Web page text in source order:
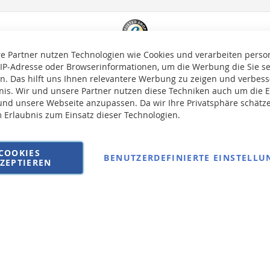
Partner nutzen Technologien wie Cookies und verarbeiten
Adresse oder Browserinformationen, um die Werbung die Sie
Das hilft uns Ihnen relevantere Werbung zu zeigen und
Wir und unsere Partner nutzen diese Techniken auch um die
unsere Webseite anzupassen. Da wir Ihre Privatsphäre
zum Einsatz dieser Technologien.
BENUTZERDEFINIERTE